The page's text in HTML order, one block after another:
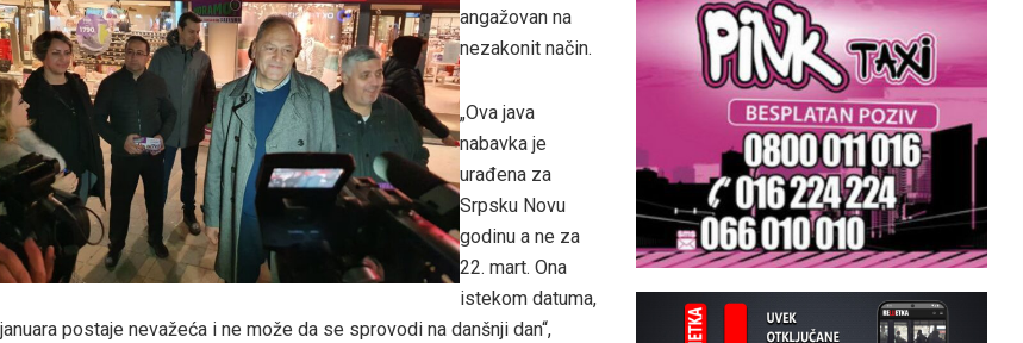
angažovan na
nezakonit način.
„Ova java
nabavka je
urađena za
Srpsku Novu
godinu a ne za
22. mart. Ona
istekom datuma,
postaje nevažeća i ne može da se sprovodi na danšnji dan“,